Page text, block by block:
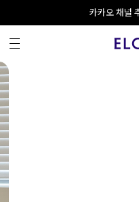
오전 10시 이
회원가입
카카오 채널
APP으로 로그